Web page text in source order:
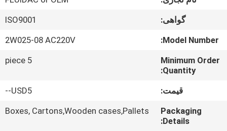
محصولات
فیلم
های
گواهی:
ISO9001
Model Number:
2W025-08 AC220V
Minimum Order
Quantity:
5 piece
قیمت:
USD5--
Packaging
Details:
Boxes, Cartons,Wooden cases,Pallets